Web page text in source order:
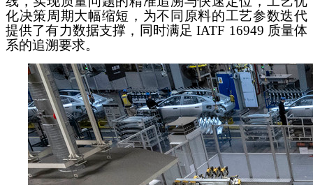
化决策周期大幅缩短，为不同原料的工艺参数迭代
提供了有力数据支撑，同时满足 IATF 16949 质量体
系的追溯要求。